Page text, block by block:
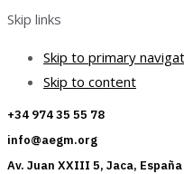
Skip links
Skip to primary
Skip to content
+34 974 35 55 78
info@aegm.org
Av. Juan XXIII 5, Jaca, España